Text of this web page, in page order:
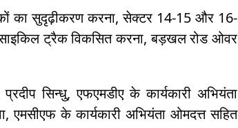
का सुदृढ़ीकरण करना, सेक्टर 14-15 और 16-
साइकिल ट्रैक विकसित करना, बड़खल रोड ओवर
सिन्धु, एफएमडीए के कार्यकारी अभियंता
एमसीएफ के कार्यकारी अभियंता ओमदत्त सहित